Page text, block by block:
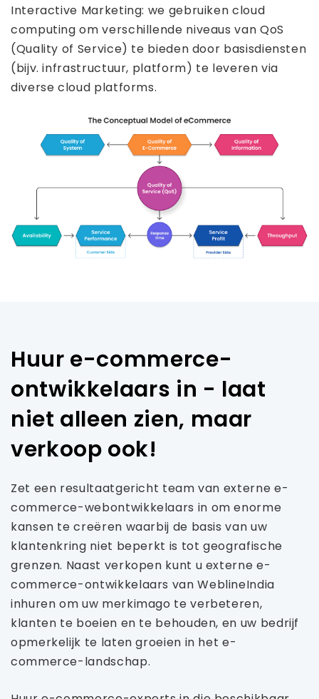
Interactive Marketing: we gebruiken cloud
computing om verschillende niveaus van QoS
(Quality of Service) te bieden door basisdiensten
(bijv. infrastructuur, platform) te leveren via
diverse cloud platforms.
Huur e-commerce-
ontwikkelaars in - laat
niet alleen zien, maar
verkoop ook!
Zet een resultaatgericht team van externe e-
commerce-webontwikkelaars in om enorme
kansen te creëren waarbij de basis van uw
klantenkring niet beperkt is tot geografische
grenzen. Naast verkopen kunt u externe e-
commerce-ontwikkelaars van WeblineIndia
inhuren om uw merkimago te verbeteren,
klanten te boeien en te behouden, en uw bedrijf
opmerkelijk te laten groeien in het e-
commerce-landschap.